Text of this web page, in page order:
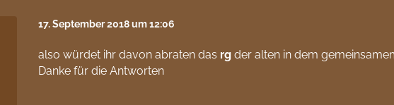
17. September 2018 um 12:06
also würdet ihr davon abraten das rg der alten in dem
Danke für die Antworten